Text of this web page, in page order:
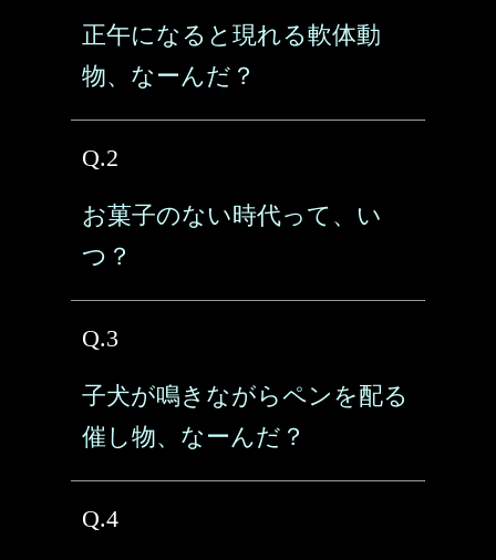
正午になると現れる軟体動
物、なーんだ？
Q.2
お菓子のない時代って、い
つ？
Q.3
子犬が鳴きながらペンを配る
催し物、なーんだ？
Q.4